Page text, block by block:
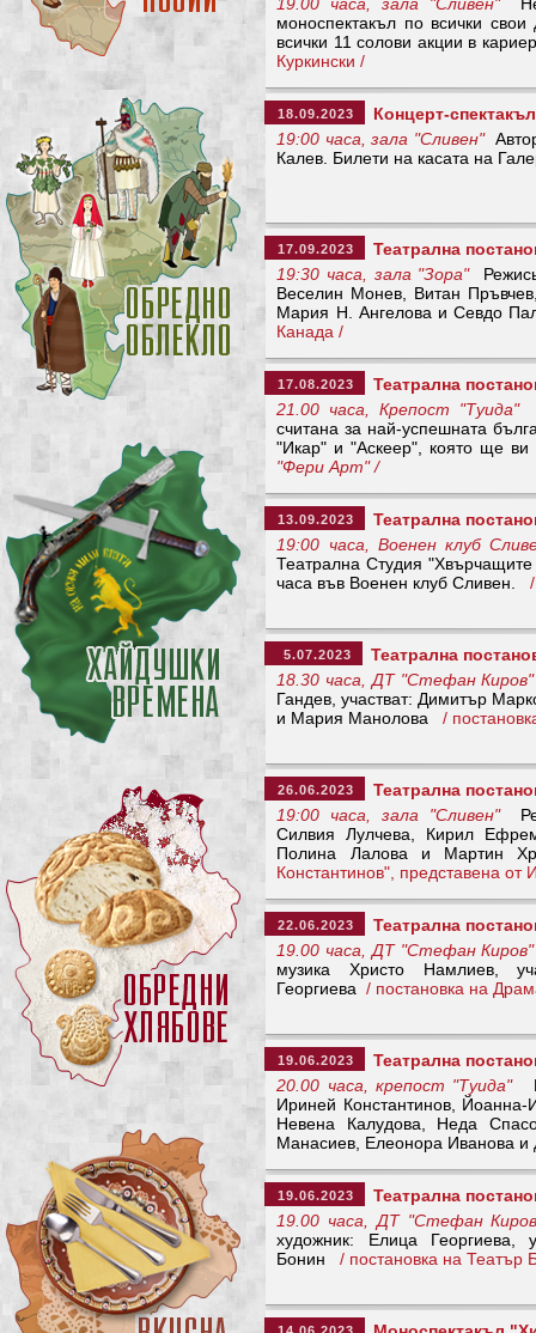
моноспектакъл по всички
всички 11 солови акции в
Куркински /
18.09.2023
Концерт-
19:00 часа, зала "Сливен"
Калев. Билети на касата на
17.09.2023
Театрална
19:30 часа, зала "Зора"
Веселин Монев, Витан
Мария Н. Ангелова и Севдо
Канада /
17.08.2023
Театрална
21.00 часа, Крепост
считана за най-успешната
"Икар" и "Аскеер", която ще ви
"Фери Арт" /
13.09.2023
Театрална
19:00 часа, Военен клуб
Театрална Студия
часа във Военен клуб Сливен.
5.07.2023
Театрална
18.30 часа, ДТ "Стефан Киров"
Гандев, участват: Димитър
и Мария Манолова/
26.06.2023
Театрална
19:00 часа, зала "Сливен"
Силвия Лулчева, Кирил
Полина Лалова и Мартин
Константинов", представена
22.06.2023
Театрална
19.00 часа, ДТ "Стефан Киров"
музика Христо Намлиев,
Георгиева/ постановка на
19.06.2023
Театрална
20.00 часа, крепост "Туида"
Ириней Константинов,
Невена Калудова, Неда
Манасиев, Елеонора Иванова
19.06.2023
Театрална
19.00 часа, ДТ "Стефан
художник: Елица Георгиева,
Бонин/ постановка на